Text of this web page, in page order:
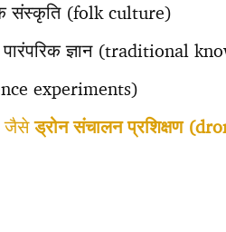
संस्कृति (folk culture)
ज्ञान (traditional
experiments)
जैसेड्रोन संचालन प्रशिक्षण